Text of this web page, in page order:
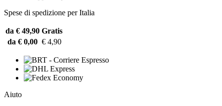
Spese di spedizione per Italia
da € 49,90 Gratis
da € 0,00 € 4,90
Aiuto